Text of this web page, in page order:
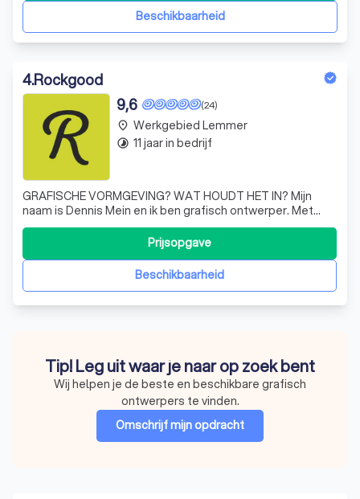
Beschikbaarheid
4.Rockgood
(24)
9,6
GRAFISCHE VORMGEVING? WAT HOUDT HET IN? Mijn
naam is Dennis Mein en ik ben grafisch ontwerper. Met
mijn bedrijf “Rockgood Design” ben ik in 2015 gestart met
het ontwerpen van logo’s, menu kaarten, Drank etiketten,
album covers, flyers/posters, websites en nog veel meer.
Dit heeft mij gebracht tot waBeschikbaarheid
Prijsopgave
place Werkgebied Lemmer
timelapse 11 jaar in bedrijf
Tip! Leg uit waar je naar op zoek bent
Wij helpen je de beste en beschikbare grafisch
ontwerpers te vinden.
Omschrijf mijn opdracht